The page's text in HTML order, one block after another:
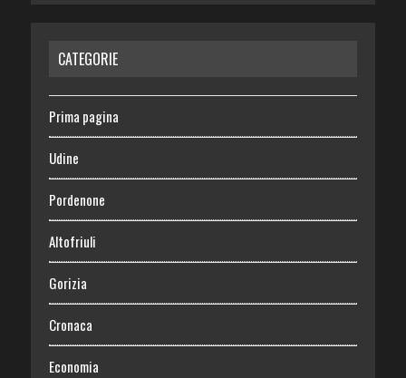
CATEGORIE
Prima pagina
Udine
Pordenone
Altofriuli
Gorizia
Cronaca
Economia